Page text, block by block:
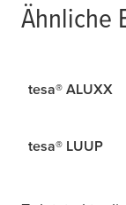
Ähnliche
tesa® ALUXX
tesa® LUUP